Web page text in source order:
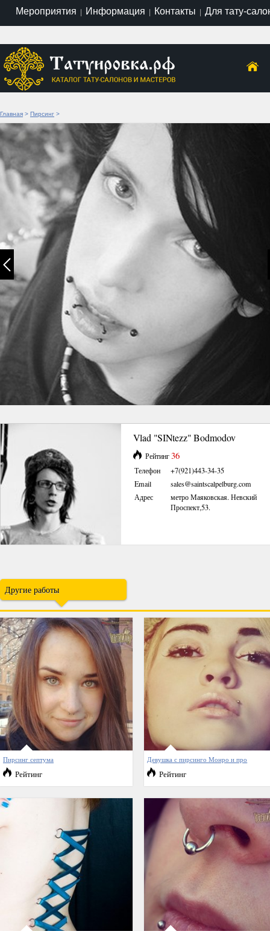
Мероприятия | Информация | Контакты | Для тату-
Главная > Пирсинг >
Vlad "SINtezz" Bodmodov
Рейтинг36
Телефон
+7(921)443-34-35
Email
sales@saintscalpelburg.com
Адрес
метро Маяковская. Невский
Проспект,53.
Другие работы
Пирсинг септума
Рейтинг
Девушка с пирсинго Монро и про
Рейтинг